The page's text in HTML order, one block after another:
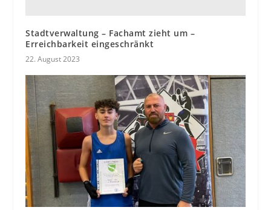
Stadtverwaltung – Fachamt zieht um –
Erreichbarkeit eingeschränkt
22. August 2023